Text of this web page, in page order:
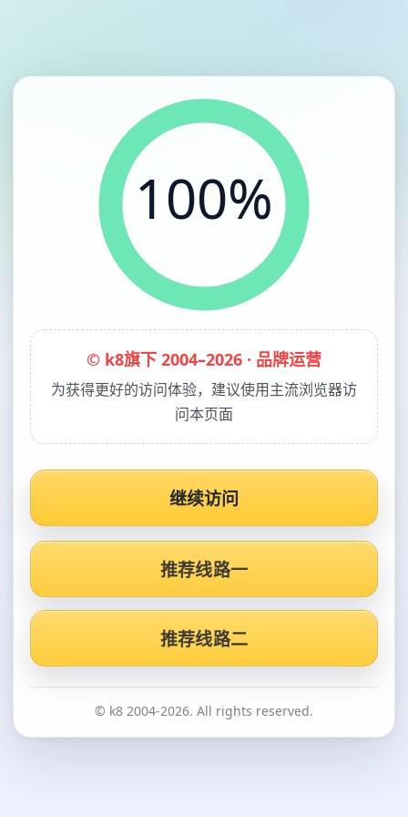
100%
© k8旗下 2004–2026 · 品牌运营
为获得更好的访问体验，建议使用主流浏览器访
问本页面
继续访问
推荐线路一
推荐线路二
© k8 2004-2026. All rights reserved.